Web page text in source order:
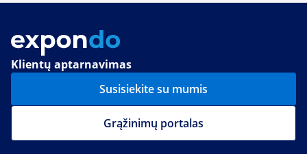
Klientų aptarnavimas
Susisiekite su mumis
Grąžinimų portalas